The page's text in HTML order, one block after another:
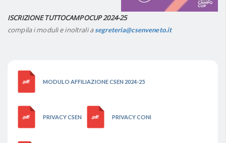
ISCRIZIONETUTTOCAMPOCUP2024-25
compila i moduli e inoltrali a segreteria@csenveneto.it
MODULO AFFILIAZIONE CSEN 2024-25
PRIVACY CSEN PRIVACY CONI